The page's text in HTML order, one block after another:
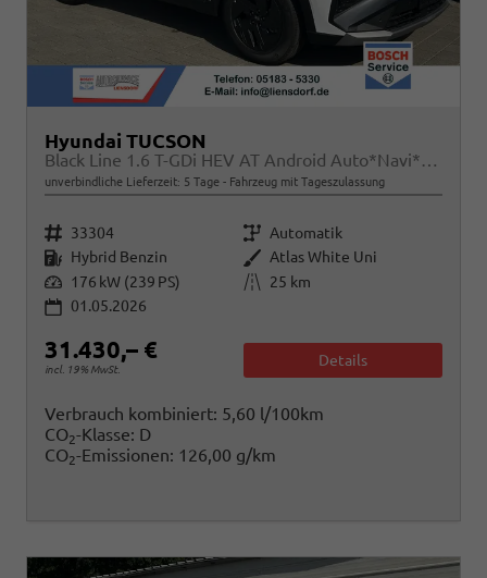
Hyundai TUCSON
Black Line 1.6 T-GDi HEV AT Android Auto*Navi*SHZ*Kamera*2Z Klimaauto*
unverbindliche Lieferzeit: 5 Tage Fahrzeug mit Tageszulassung
Fahrzeugnr. 33304 Getriebe Automatik
Kraftstoff Hybrid Benzin Außenfarbe Atlas White Uni
Leistung 176 kW (239 PS) Kilometerstand
25 km
01.05.2026
31.430,– €
incl. 19% MwSt.
Details
Verbrauch kombiniert: 5,60 l/100km
CO2-Klasse: D
CO2-Emissionen: 126,00 g/km